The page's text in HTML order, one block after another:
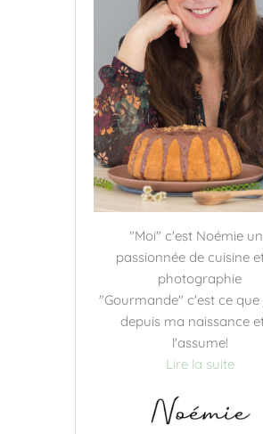
"Moi" c'est Noémie
passionnée de cuisine
photographie
"Gourmande" c'est ce que
depuis ma naissance
l'assume!
Lire la suite